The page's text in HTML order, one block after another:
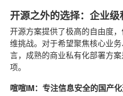
开源之外的选择：企业
开源方案提供了极高的自由度
维挑战。对于希望聚焦核心业
言，成熟的商业私有化部署方
项。
喧喧IM：专注信息安全的国产